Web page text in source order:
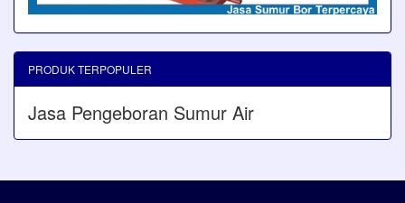
PRODUK TERPOPULER
Jasa Pengeboran Sumur Air